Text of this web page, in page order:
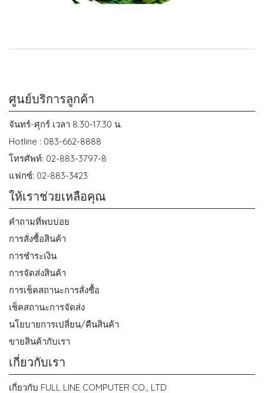
ศูนย์บริการลูกค้า
จันทร์-ศุกร์ เวลา 8.30-17.30 น.
Hotline : 083-662-8888
โทรศัพท์: 02-883-3797-8
แฟกซ์: 02-883-3423
ให้เราช่วยเหลือคุณ
คำถามที่พบบ่อย
การสั่งซื้อสินค้า
การชำระเงิน
การจัดส่งสินค้า
การเช็คสถานะการสั่งซื้อ
เช็คสถานะการจัดส่ง
นโยบายการเปลี่ยน/คืนสินค้า
ขายสินค้ากับเรา
เกี่ยวกับเรา
เกี่ยวกับ FULL LINE COMPUTER CO., LTD